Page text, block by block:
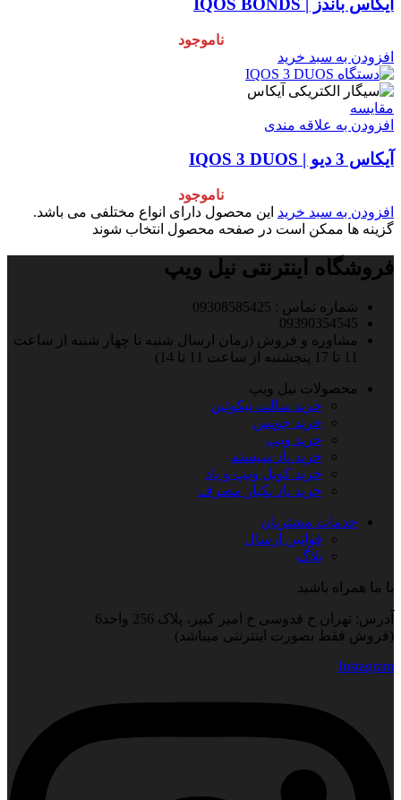
آیکاس باندز | IQOS BONDS
ناموجود
افزودن به سبد خرید
مقایسه
افزودن به علاقه مندی
آیکاس 3 دیو | IQOS 3 DUOS
ناموجود
افزودن به سبد خرید این محصول دارای انواع مختلفی می باشد.
گزینه ها ممکن است در صفحه محصول انتخاب شوند
فروشگاه اینترنتی نیل ویپ
شماره تماس : 09308585425
09390354545
مشاوره و فروش (زمان ارسال شنبه تا چهار شنبه از ساعت
11 تا 17 پنجشنبه از ساعت 11 تا 14)
محصولات نیل ویپ
خرید سالت نیکوتین
خرید جویس
خرید ویپ
خرید پاد سیستم
خرید کویل ویپ و پاد
خرید پاد یکبار مصرف
خدمات مشتریان
قوانین ارسال
بلاگ
با ما همراه باشید
آدرس: تهران خ قدوسی خ امیر کبیر، پلاک 256 واحد6
(فروش فقط بصورت اینترنتی میباشد)
Instagram